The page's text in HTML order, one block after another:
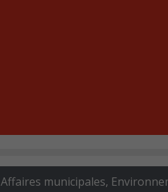
Affaires municipales,